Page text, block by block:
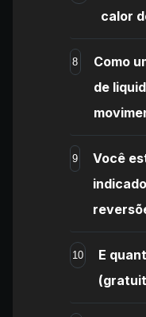
calor
8
Como
de
9
Você
10
E